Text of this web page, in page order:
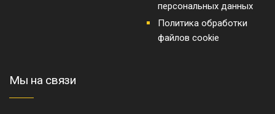
персональных данных
Политика обработки
файлов cookie
Мы на связи